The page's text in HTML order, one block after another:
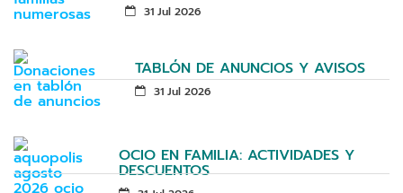
31 Jul 2026
TABLÓN DE ANUNCIOS Y AVISOS
31 Jul 2026
OCIO EN FAMILIA: ACTIVIDADES Y
DESCUENTOS